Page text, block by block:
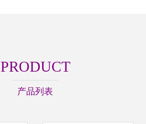
PRODUCT
产品列表